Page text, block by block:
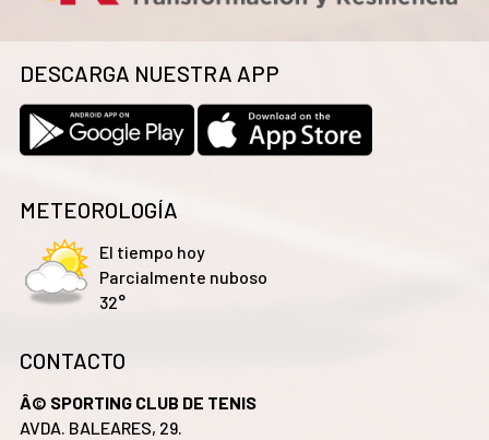
DESCARGA NUESTRA APP
METEOROLOGÍA
El tiempo hoy
Parcialmente nuboso
32°
CONTACTO
Â© SPORTING CLUB DE TENIS
AVDA. BALEARES, 29.